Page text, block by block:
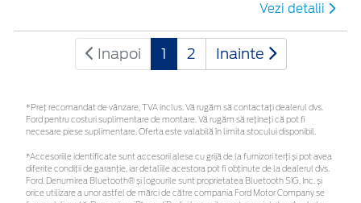
Vezi detalii
Inapoi 1 2 Inainte
*Preţ recomandat de vânzare, TVA inclus. Vă rugăm să contactaţi dealerul dvs.
Ford pentru costuri suplimentare de montare. Vă rugăm să rețineți că pot fi
necesare piese suplimentare. Oferta este valabilă în limita stocului disponibil.
*Accesoriile identificate sunt accesorii alese cu grijă de la furnizori terți și pot avea
diferite condiții de garanție, iar detaliile acestora pot fi obținute de la dealerul dvs.
Ford. Denumirea Bluetooth® și logourile sunt proprietatea Bluetooth SIG, Inc. și
orice utilizare a unor astfel de mărci de către compania Ford Motor Company se